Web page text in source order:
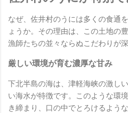
なぜ、佐井村のうには多くの食通
ょうか。その理由は、この土地の
漁師たちの並々ならぬこだわりが
厳しい環境が育む濃厚な甘み
下北半島の海は、津軽海峡の激し
い海水が特徴です。このような環
き締まり、口の中でとろけるよう